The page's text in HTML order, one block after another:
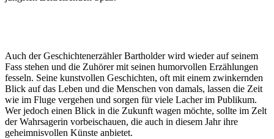
Auch der Geschichtenerzähler Bartholder wird wieder auf seinem
Fass stehen und die Zuhörer mit seinen humorvollen Erzählungen
fesseln. Seine kunstvollen Geschichten, oft mit einem zwinkernden
Blick auf das Leben und die Menschen von damals, lassen die Zeit
wie im Fluge vergehen und sorgen für viele Lacher im Publikum.
Wer jedoch einen Blick in die Zukunft wagen möchte, sollte im Zelt
der Wahrsagerin vorbeischauen, die auch in diesem Jahr ihre
geheimnisvollen Künste anbietet.